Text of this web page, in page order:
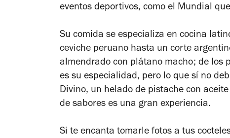
eventos deportivos, como el Mundial
Su comida se especializa en cocina
ceviche peruano hasta un corte
almendrado con plátano macho; de los
es su especialidad, pero lo que sí no
Divino, un helado de pistache con
de sabores es una gran experiencia.
Si te encanta tomarle fotos a tus